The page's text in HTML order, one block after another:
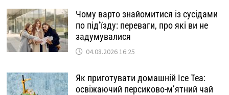
Чому варто знайомитися із сусідами
по під’їзду: переваги, про які ви не
задумувалися
04.08.2026 16:25
Як приготувати домашній Ice Tea:
освіжаючий персиково-м’ятний чай